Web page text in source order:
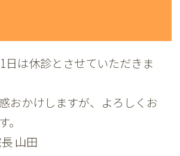
日は休診とさせていただきま
おかけしますが、よろしくお
山田